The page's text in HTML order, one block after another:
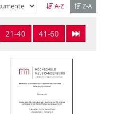
A-Z Z-A
21-40 41-60